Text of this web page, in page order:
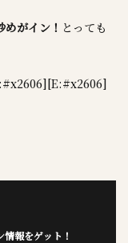
がイン！ とっても
情報をゲット！